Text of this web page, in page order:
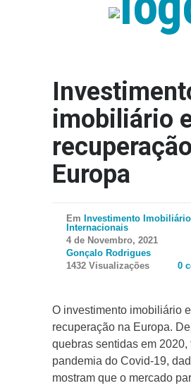
imobiliário
Europa
Em Investimento Imobiliário
Internacionais
4 de Novembro, 2021
Gonçalo Rodrigues
1432 Visualizações
0
O investimento imobiliário
recuperação na Europa.
quebras sentidas em 2020,
pandemia do Covid-19,
mostram que o mercado